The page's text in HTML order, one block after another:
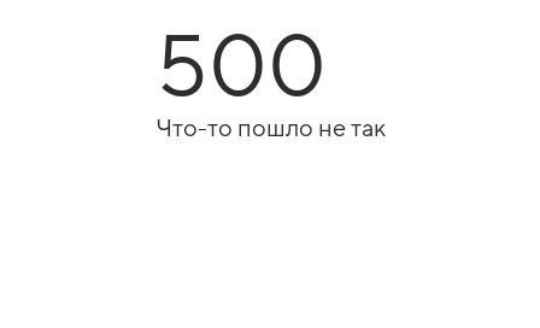
500
Что-то пошло не так